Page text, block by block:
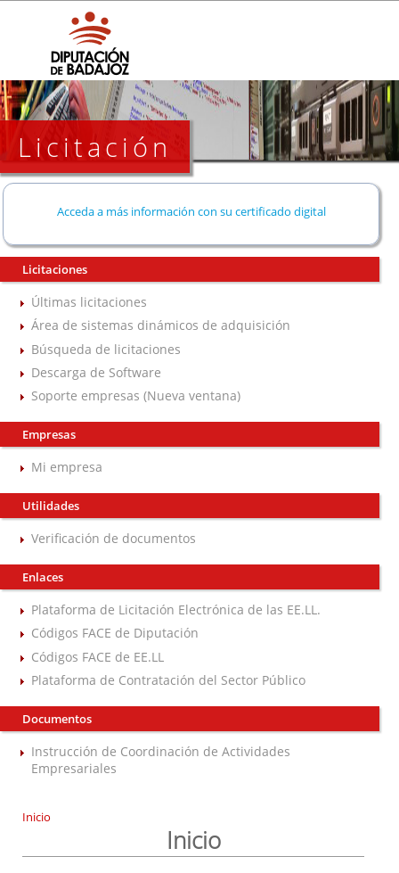
Licitación
Acceda a más información con su certificado digital
Licitaciones
Últimas licitaciones
Área de sistemas dinámicos de adquisición
Búsqueda de licitaciones
Descarga de Software
Soporte empresas (Nueva ventana)
Empresas
Mi empresa
Utilidades
Verificación de documentos
Enlaces
Plataforma de Licitación Electrónica de las EE.LL.
Códigos FACE de Diputación
Códigos FACE de EE.LL
Plataforma de Contratación del Sector Público
Documentos
Instrucción de Coordinación de Actividades
Empresariales
Inicio
Inicio